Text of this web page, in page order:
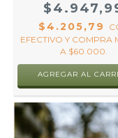
$4.205,79
EFECTIVO Y COMPRA
A $60.000.
AGREGAR AL